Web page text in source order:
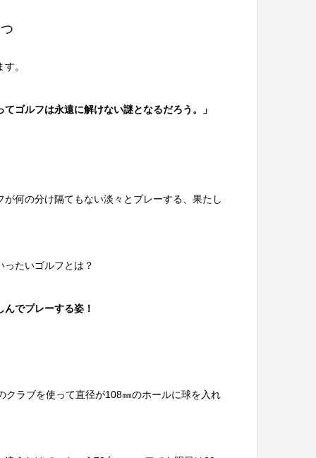
。
ゴルフは永遠に解けない謎となるだろう。」
何の分け隔てもない淡々とプレーする、果たし
たいゴルフとは？
でプレーする姿！
ラブを使って直径が108㎜のホールに球を入れ